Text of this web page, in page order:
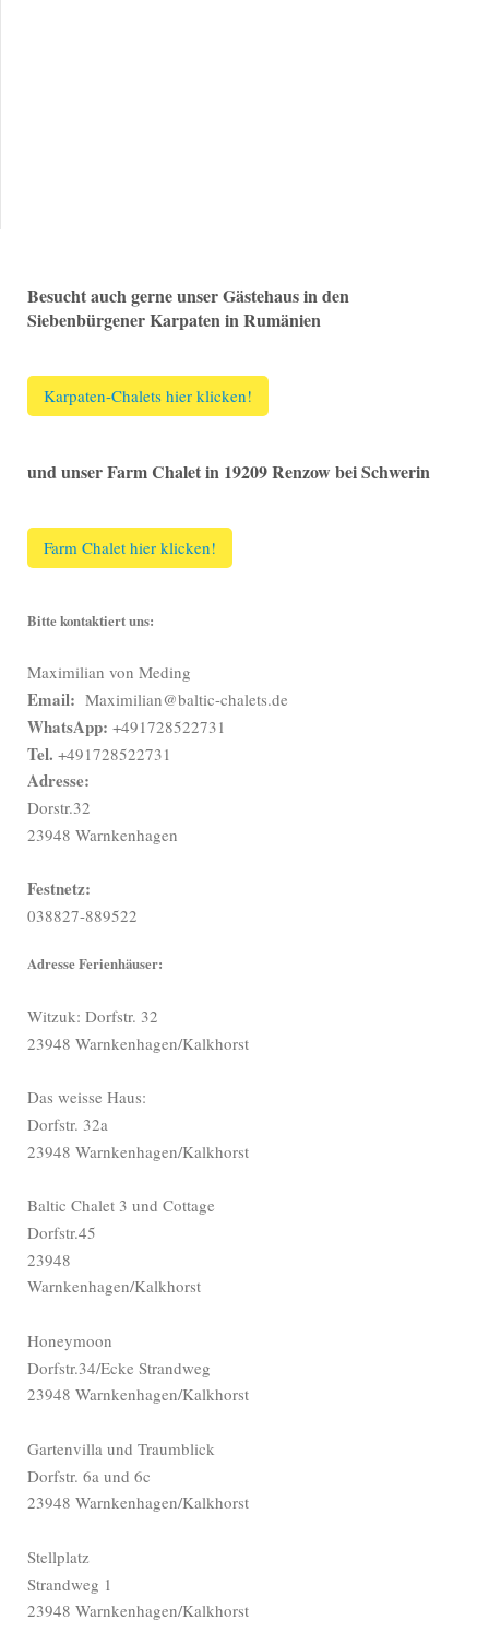
Besucht auch gerne unser Gästehaus in den
Siebenbürgener Karpaten in Rumänien
Karpaten-Chalets hier klicken!
und unser Farm Chalet in 19209 Renzow bei Schwerin
Farm Chalet hier klicken!
Bitte kontaktiert uns:
Maximilian von Meding
Email: Maximilian@baltic-chalets.de
WhatsApp: +491728522731
Tel. +491728522731
Adresse:
Dorstr.32
23948 Warnkenhagen
Festnetz:
038827-889522
Adresse Ferienhäuser:
Witzuk: Dorfstr. 32
23948 Warnkenhagen/Kalkhorst
Das weisse Haus:
Dorfstr. 32a
23948 Warnkenhagen/Kalkhorst
Baltic Chalet 3 und Cottage
Dorfstr.45
23948
Warnkenhagen/Kalkhorst
Honeymoon
Dorfstr.34/Ecke Strandweg
23948 Warnkenhagen/Kalkhorst
Gartenvilla und Traumblick
Dorfstr. 6a und 6c
23948 Warnkenhagen/Kalkhorst
Stellplatz
Strandweg 1
23948 Warnkenhagen/Kalkhorst